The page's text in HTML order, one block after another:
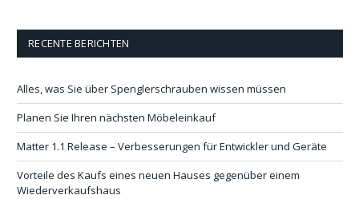
RECENTE BERICHTEN
Alles, was Sie über Spenglerschrauben wissen müssen
Planen Sie Ihren nächsten Möbeleinkauf
Matter 1.1 Release – Verbesserungen für Entwickler und Geräte
Vorteile des Kaufs eines neuen Hauses gegenüber einem
Wiederverkaufshaus